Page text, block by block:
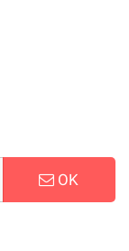
OK